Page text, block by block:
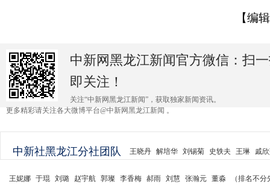
【编
中新网黑龙江新闻官方微信：扫
即关注！
关注“中新网黑龙江新闻”，获取独家新闻资讯。
更多精彩请关注各大微博平台@中新网黑龙江新闻 。
中新社黑龙江分社团队 王晓丹 解培华 刘锡菊 史轶夫 王琳 戚
王妮娜 于琨 刘璐 赵宇航 郭璨 李香梅 郝雨 刘慧 张瀚元 董淼 （排名不